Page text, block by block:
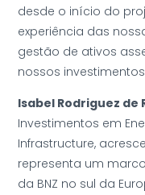
desde o início do
experiência das
gestão de ativos
nossos
Isabel Rodriguez de
Investimentos em
Infrastructure,
representa um
da BNZ no sul da